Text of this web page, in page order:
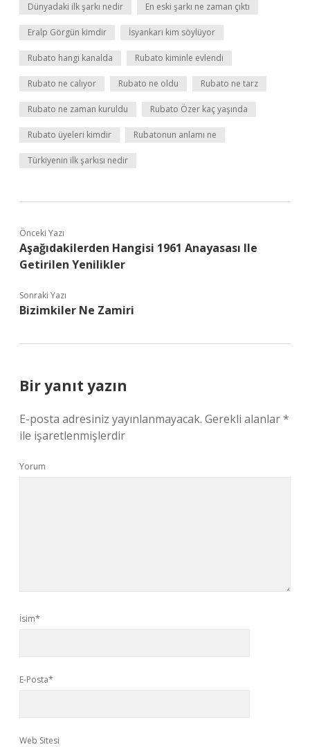
Dünyadaki ilk şarkı nedir En eski şarkı ne zaman çıktı
Eralp Görgün kimdir İsyankarı kim söylüyor
Rubato hangi kanalda Rubato kiminle evlendi
Rubato ne calıyor Rubato ne oldu Rubato ne tarz
Rubato ne zaman kuruldu Rubato Özer kaç yaşında
Rubato üyeleri kimdir Rubatonun anlamı ne
Türkiyenin ilk şarkısı nedir
Önceki Yazı
Aşağıdakilerden Hangisi 1961 Anayasası Ile
Getirilen Yenilikler
Sonraki Yazı
Bizimkiler Ne Zamiri
Bir yanıt yazın
E-posta adresiniz yayınlanmayacak. Gerekli alanlar*
ile işaretlenmişlerdir
Yorum
İsim*
E-Posta*
Web Sitesi